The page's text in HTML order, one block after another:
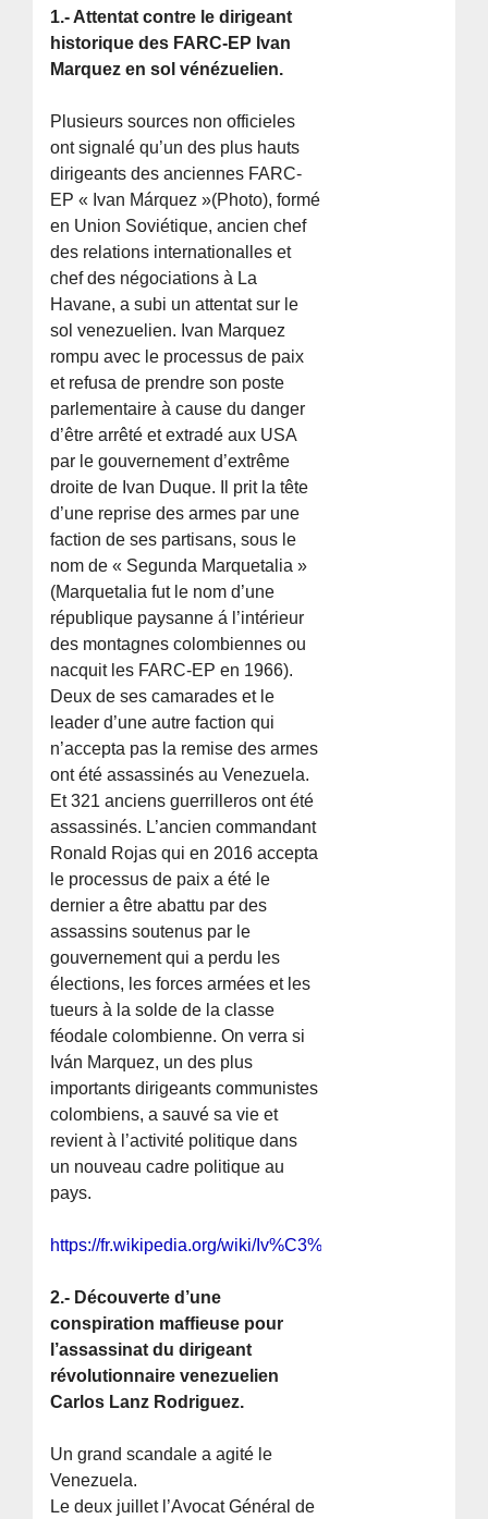
1.- Attentat contre le dirigeant
historique des FARC-EP Ivan
Marquez en sol vénézuelien.
Plusieurs sources non officieles
ont signalé qu’un des plus hauts
dirigeants des anciennes FARC-
EP « Ivan Márquez »(Photo), formé
en Union Soviétique, ancien chef
des relations internationalles et
chef des négociations à La
Havane, a subi un attentat sur le
sol venezuelien. Ivan Marquez
rompu avec le processus de paix
et refusa de prendre son poste
parlementaire à cause du danger
d’être arrêté et extradé aux USA
par le gouvernement d’extrême
droite de Ivan Duque. Il prit la tête
d’une reprise des armes par une
faction de ses partisans, sous le
nom de « Segunda Marquetalia »
(Marquetalia fut le nom d’une
république paysanne á l’intérieur
des montagnes colombiennes ou
nacquit les FARC-EP en 1966).
Deux de ses camarades et le
leader d’une autre faction qui
n’accepta pas la remise des armes
ont été assassinés au Venezuela.
Et 321 anciens guerrilleros ont été
assassinés. L’ancien commandant
Ronald Rojas qui en 2016 accepta
le processus de paix a été le
dernier a être abattu par des
assassins soutenus par le
gouvernement qui a perdu les
élections, les forces armées et les
tueurs à la solde de la classe
féodale colombienne. On verra si
Iván Marquez, un des plus
importants dirigeants communistes
colombiens, a sauvé sa vie et
revient à l’activité politique dans
un nouveau cadre politique au
pays.
https://fr.wikipedia.org/wiki/
2.- Découverte d’une
conspiration maffieuse pour
l’assassinat du dirigeant
révolutionnaire venezuelien
Carlos Lanz Rodriguez.
Un grand scandale a agité le
Venezuela.
Le deux juillet l’Avocat Général de